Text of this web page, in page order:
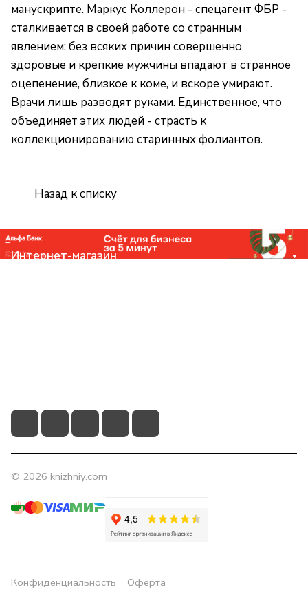
манускрипте. Маркус Коллерон - спецагент ФБР -
сталкивается в своей работе со странным
явлением: без всяких причин совершенно
здоровые и крепкие мужчины впадают в странное
оцепенение, близкое к коме, и вскоре умирают.
Врачи лишь разводят руками. Единственное, что
объединяет этих людей - страсть к
коллекционированию старинных фолиантов.
Назад к списку
Интернет-магазин
© 2026 knizhniy.com
Конфиденциальность Оферта